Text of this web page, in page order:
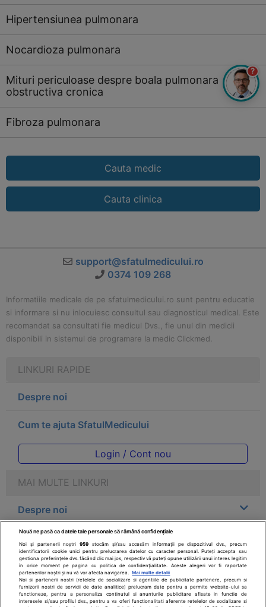
Hipertensiunea pulmonara
Nocardioza pulmonara
Mituri periculoase despre boala pulmonara
obstructiva cronica
Fibroza pulmonara
Cauta medic
Cauta clinica
support@sfatulmedicului.ro
0374 109 268
Informatiile medicale de pe sfatulmedicului.ro sunt pentru educatie
si informare si nu inlocuiesc consultul sau diagnosticul medical. Este
recomandat sa consultati fie medicul Dvs., fie unul din medicii
disponibili in sistemul de programare la medic Clickmed.
LINKURI RAPIDE
Despre noi
Cum te ajuta SfatulMedicului
Login / Cont nou
MAI MULTE LINKURI
Despre noi
Legal
Drepturile consumatorului
Parteneri
?
Nouă ne pasă ca datele tale personale să rămână confidențiale
Noi și partenerii noștri959 stocăm și/sau accesăm informații pe dispozitivul dvs., precum
identificatorii cookie unici pentru prelucrarea datelor cu caracter personal. Puteți accepta sau
gestiona preferințele dvs. făcând clic mai jos, respectiv vă puteți opune utilizării unui interes legitim
în orice moment pe pagina cu politica de confidențialitate. Aceste alegeri vor fi raportate
partenerilor noștri și nu vă vor afecta navigarea.
Mai multe detalii
Noi si partenerii nostri (retelele de socializare si agentiile de publicitate partenere, precum si
furnizorii nostri de servicii de date analitice) prelucram date pentru a permite website-ului sa
functioneze, pentru a personaliza continutul si anunturile publicitare afisate in functie de
interesele si/sau profilul dvs., pentru a va oferi functionalitati aferente retelelor de socializare si